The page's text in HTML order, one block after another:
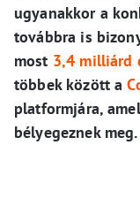
ugyanakkor a
továbbra is
most 3,4 milliárd
többek között a
platformjára,
bélyegeznek meg.